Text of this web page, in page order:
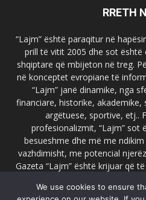
RRETH
“Lajm” është paraqitur në
prill të vitit 2005 dhe sot
shqiptare që mbijeton në treg.
në konceptet evropiane të
“Lajm” janë dinamike, nga
financiare, historike,
argëtuese, sportive, etj..
profesionalizmit, “Lajm” sot
besueshme dhe më me
vazhdimisht, me potencial
Gazeta “Lajm” është krijuar që
faqja zyrtare e gazetës “Lajm”,
We use cookies to ensure